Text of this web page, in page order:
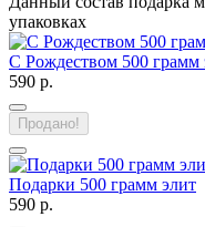
упаковках
С Рождеством 500 грамм
590 р.
Продано!
Подарки 500 грамм элит
590 р.